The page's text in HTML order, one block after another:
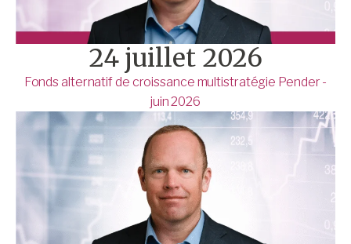
24 juillet 2026
Fonds alternatif de croissance multistratégie Pender -
juin 2026